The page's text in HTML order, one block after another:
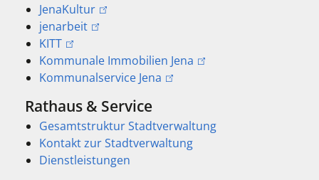
JenaKultur
jenarbeit
KITT
Kommunale Immobilien Jena
Kommunalservice Jena
Rathaus & Service
Gesamtstruktur Stadtverwaltung
Kontakt zur Stadtverwaltung
Dienstleistungen